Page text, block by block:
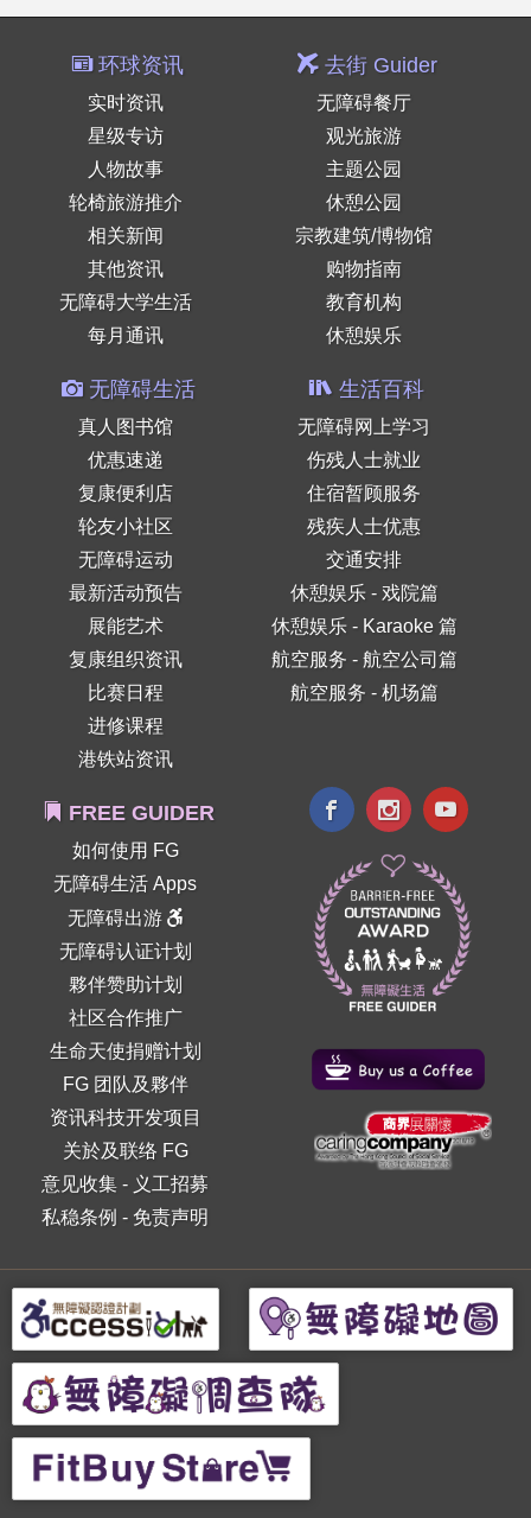
环球资讯
实时资讯
星级专访
人物故事
轮椅旅游推介
相关新闻
其他资讯
无障碍大学生活
每月通讯
去街 Guider
无障碍餐厅
观光旅游
主题公园
休憩公园
宗教建筑/博物馆
购物指南
教育机构
休憩娱乐
无障碍生活
真人图书馆
优惠速递
复康便利店
轮友小社区
无障碍运动
最新活动预告
展能艺术
复康组织资讯
比赛日程
进修课程
港铁站资讯
生活百科
无障碍网上学习
伤残人士就业
住宿暂顾服务
残疾人士优惠
交通安排
休憩娱乐 - 戏院篇
休憩娱乐 - Karaoke 篇
航空服务 - 航空公司篇
航空服务 - 机场篇
FREE GUIDER
如何使用 FG
无障碍生活 Apps
无障碍出游
无障碍认证计划
夥伴赞助计划
社区合作推广
生命天使捐赠计划
FG 团队及夥伴
资讯科技开发项目
关於及联络 FG
意见收集 - 义工招募
私稳条例 - 免责声明